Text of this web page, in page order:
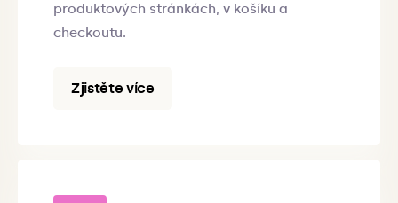
produktových stránkách, v košíku a
checkoutu.
Zjistěte více